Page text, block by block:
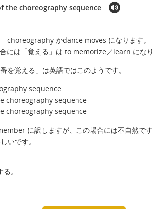
the choreography sequence
choreography かdance moves になります
には「覚える」は to memorize／learn になり
を覚える」は英語ではこのようです。
sequence
choreography sequence
choreography sequence
に訳しますが、この場合には不自然で
いです。
。